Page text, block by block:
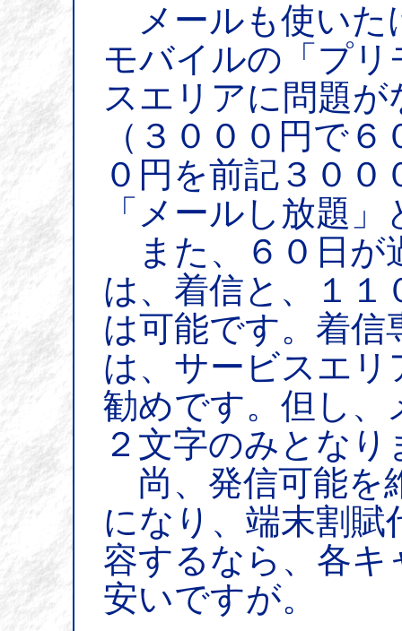
メールも使いた
モバイルの「プ
スエリアに問題
（３０００円で
０円を前記３０
「メールし放題
また、６０日が
は、着信と、１１
は可能です。着信
は、サービスエ
勧めです。但し、
２文字のみとなり
尚、発信可能を
になり、端末割賦
容するなら、各キ
安いですが。